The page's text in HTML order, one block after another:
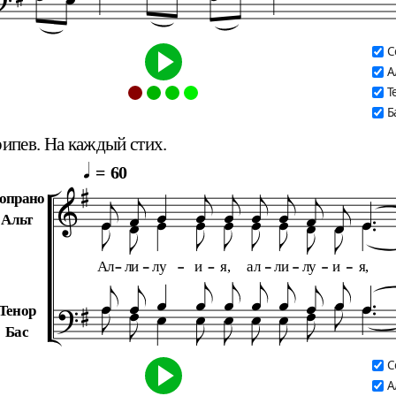
На каждый стих.
 = 60
Ал ли лу и я, ал ли лу и я,
Альт
Бас

         
       
          
       